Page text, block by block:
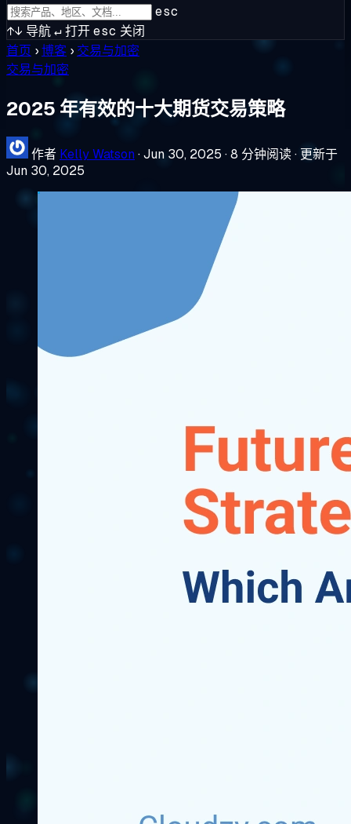
esc
↑↓ 导航↵打开esc 关闭
首页 ›博客 › 交易与加密
交易与加密
2025 年有效的十大期货交易策略
作者 Kelly Watson ·Jun 30, 2025 ·8 分钟阅读· 更新于
Jun 30, 2025